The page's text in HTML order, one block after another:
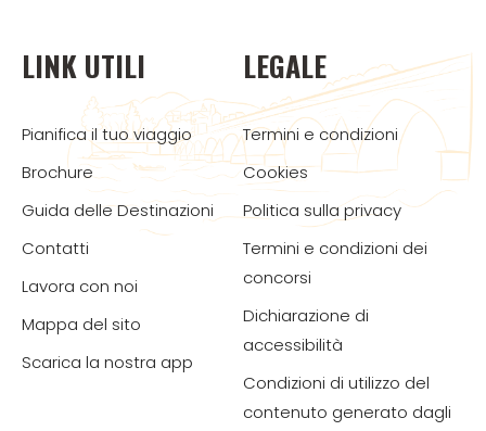
LINK UTILI
Pianifica il tuo viaggio
Brochure
Guida delle Destinazioni
Contatti
Lavora con noi
Mappa del sito
Scarica la nostra app
LEGALE
Termini e condizioni
Cookies
Politica sulla privacy
Termini e condizioni dei
concorsi
Dichiarazione di
accessibilità
Condizioni di utilizzo del
contenuto generato dagli